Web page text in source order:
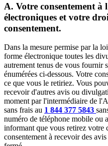
A. Votre consentement à
électroniques et votre
consentement.
Dans la mesure permise par la
forme électronique toutes les
autrement tenus de vous fournir
énumérées ci-dessous. Votre
ce que vous le retiriez. Vous
recevoir d'autres avis ou
moment par l'intermédiaire de
sans frais au 1 844 377 5843
numéro de téléphone mobile ou
informant que vous retirez votre
consentement à recevoir des